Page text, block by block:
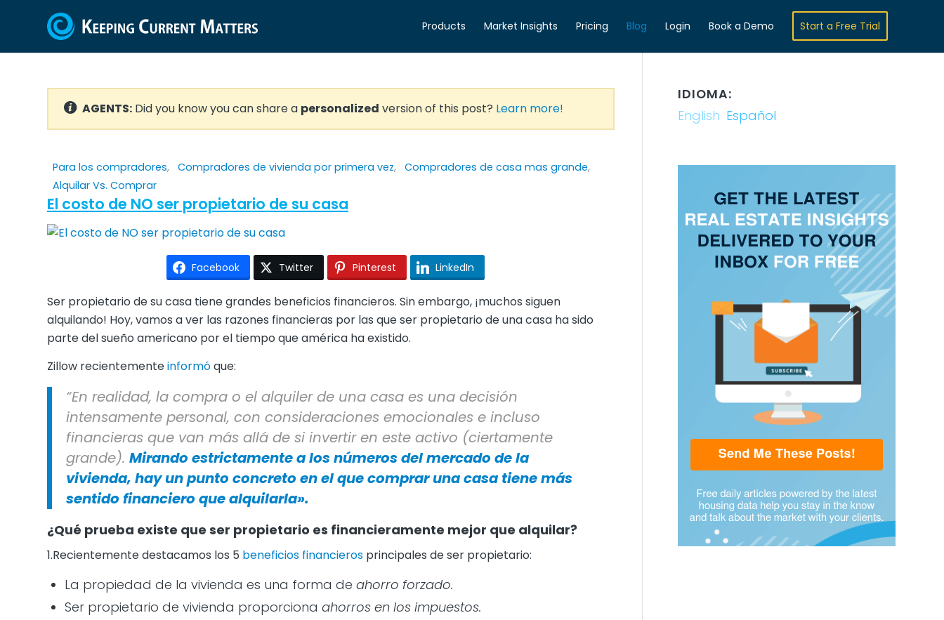
Products Market Insights Pricing Blog Login Book a Demo Start a Free Trial
AGENTS: Did you know you can share a personalized version of this post? Learn more!
Para los compradores, Compradores de vivienda por primera vez, Compradores de casa mas grande,
Alquilar Vs. Comprar
El costo de NO ser propietario de su casa
Facebook Twitter Pinterest LinkedIn
Ser propietario de su casa tiene grandes beneficios financieros. Sin embargo, ¡muchos siguen
alquilando! Hoy, vamos a ver las razones financieras por las que ser propietario de una casa ha sido
parte del sueño americano por el tiempo que américa ha existido.
Zillow recientementeinformóque:
“En realidad, la compra o el alquiler de una casa es una decisión
intensamente personal, con consideraciones emocionales e incluso
financieras que van más allá de si invertir en este activo (ciertamente
grande). Mirando estrictamente a los números del mercado de la
vivienda, hay un punto concreto en el que comprar una casa tiene más
sentido financiero que alquilarla».
¿Qué prueba existe que ser propietario es financieramente mejor que alquilar?
1.Recientemente destacamos los 5 beneficios financieros principales de ser propietario:
La propiedad de la vivienda es una forma de ahorro forzado.
Ser propietario de vivienda proporciona ahorros en los impuestos.
IDIOMA:
English Español